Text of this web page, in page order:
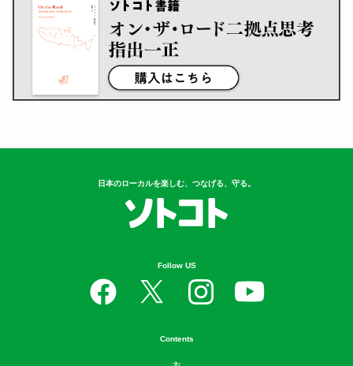
日本のローカルを楽しむ、つなげる、守る。
Follow US
Contents